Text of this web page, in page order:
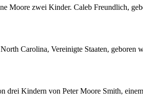
Moore zwei Kinder. Caleb Freundlich,
Carolina, Vereinigte Staaten, geboren
drei Kindern von Peter Moore Smith,